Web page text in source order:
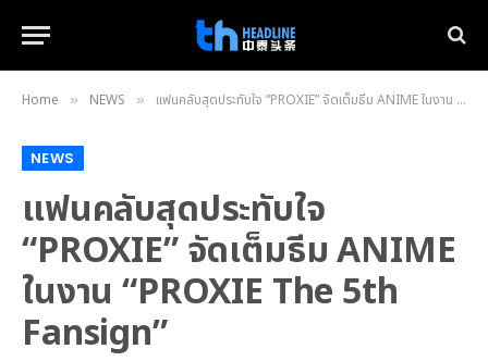
Home » NEWS » แฟนคลับสุดประทับใจ “PROXIE” จัดเต็มธีม ANIME ในงาน “PROXIE The 5th Fansign”
NEWS
แฟนคลับสุดประทับใจ
“PROXIE” จัดเต็มธีม ANIME
ในงาน “PROXIE The 5th
Fansign”